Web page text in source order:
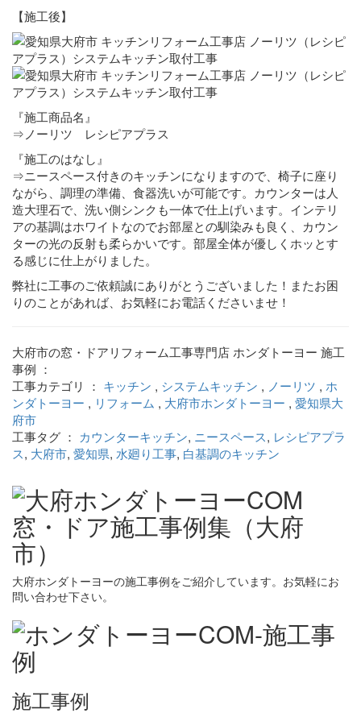
【施工後】
『施工商品名』
⇒ノーリツ レシピアプラス
『施工のはなし』
⇒ニースペース付きのキッチンになりますので、椅子に座り
ながら、調理の準備、食器洗いが可能です。カウンターは人
造大理石で、洗い側シンクも一体で仕上げいます。インテリ
アの基調はホワイトなのでお部屋との馴染みも良く、カウン
ターの光の反射も柔らかいです。部屋全体が優しくホッとす
る感じに仕上がりました。
弊社に工事のご依頼誠にありがとうございました！またお困
りのことがあれば、お気軽にお電話くださいませ！
大府市の窓・ドアリフォーム工事専門店 ホンダトーヨー 施工
事例 ：
工事カテゴリ ： キッチン , システムキッチン , ノーリツ , ホ
ンダトーヨー , リフォーム , 大府市ホンダトーヨー , 愛知県大
府市
工事タグ ： カウンターキッチン, ニースペース, レシピアプラ
ス, 大府市, 愛知県, 水廻り工事, 白基調のキッチン
大府ホンダトーヨーの施工事例をご紹介しています。お気軽にお
問い合わせ下さい。
施工事例